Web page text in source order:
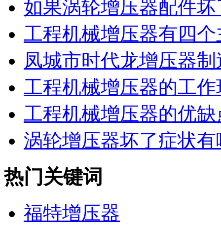
如果涡轮增压器配件坏
工程机械增压器有四个
凤城市时代龙增压器
工程机械增压器的工作
工程机械增压器的优缺
涡轮增压器坏了症状有
热门关键词
福特增压器